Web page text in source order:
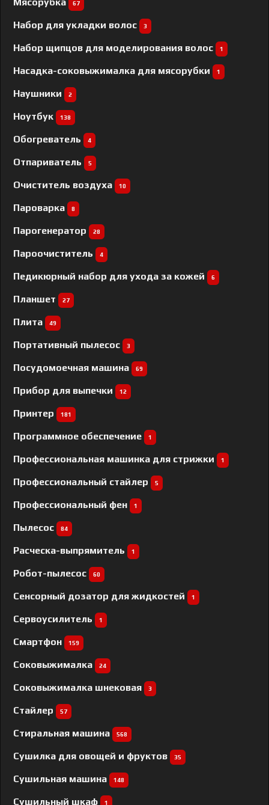
67
Набор для укладки волос 3
Набор щипцов для моделирования волос 1
Насадка-соковыжималка для мясорубки 1
Наушники 2
Ноутбук 138
Обогреватель 4
Отпариватель 5
Очиститель воздуха 10
Пароварка 8
Парогенератор 28
Пароочиститель 4
Педикюрный набор для ухода за кожей 6
Планшет 27
Плита 49
Портативный пылесос 3
Посудомоечная машина 69
Прибор для выпечки 12
Принтер 181
Программное обеспечение 1
Профессиональная машинка для стрижки 1
Профессиональный cтайлер 5
Профессиональный фен 1
Пылесос 84
Расческа-выпрямитель 1
Робот-пылесос 60
Сенсорный дозатор для жидкостей 1
Сервоусилитель 1
Смартфон 159
Соковыжималка 24
Соковыжималка шнековая 3
Стайлер 57
Стиральная машина 568
Сушилка для овощей и фруктов 35
Сушильная машина 148
Сушильный шкаф 1